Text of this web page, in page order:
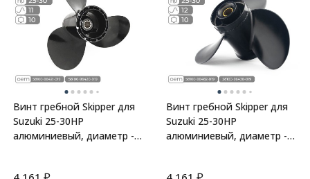
Винт гребной Skipper для
Suzuki 25-30HP
алюминиевый, диаметр -
Винт гребной Skipper для
Suzuki 25-30HP
алюминиевый, диаметр -